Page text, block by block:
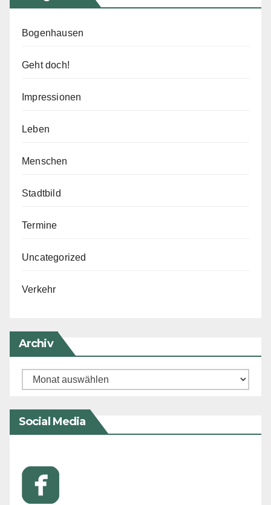
Bogenhausen
Geht doch!
Impressionen
Leben
Menschen
Stadtbild
Termine
Uncategorized
Verkehr
Archiv
Archiv
Social Media